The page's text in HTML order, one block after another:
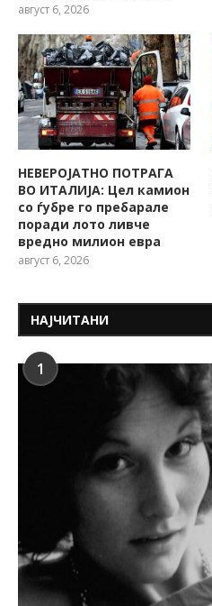
август 6, 2026
НЕВЕРОЈАТНО ПОТРАГА
ВО ИТАЛИЈА: Цел камион
со ѓубре го пребарале
поради лото ливче
вредно милион евра
август 6, 2026
НАЈЧИТАНИ
1